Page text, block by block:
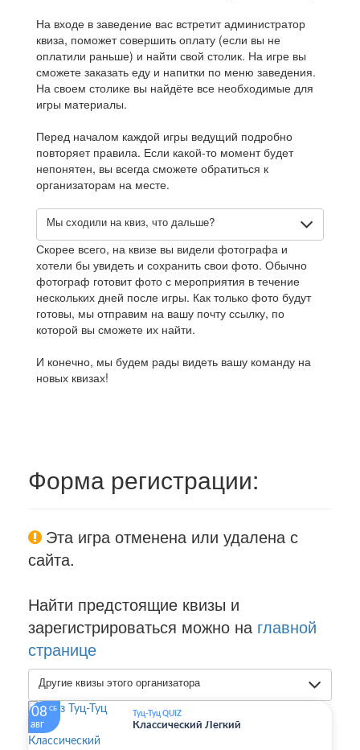
На входе в заведение вас встретит администратор
квиза, поможет совершить оплату (если вы не
оплатили раньше) и найти свой столик. На игре вы
сможете заказать еду и напитки по меню заведения.
На своем столике вы найдёте все необходимые для
игры материалы.
Перед началом каждой игры ведущий подробно
повторяет правила. Если какой-то момент будет
непонятен, вы всегда сможете обратиться к
организаторам на месте.
Мы сходили на квиз, что дальше?
Скорее всего, на квизе вы видели фотографа и
хотели бы увидеть и сохранить свои фото. Обычно
фотограф готовит фото с мероприятия в течение
нескольких дней после игры. Как только фото будут
готовы, мы отправим на вашу почту ссылку, по
которой вы сможете их найти.
И конечно, мы будем рады видеть вашу команду на
новых квизах!
Форма регистрации:
Эта игра отменена или удалена с
сайта.
Найти предстоящие квизы и
зарегистрироваться можно на главной
странице
Другие квизы этого организатора
08 СБ
авг
Туц-Туц QUIZ
Классический Легкий